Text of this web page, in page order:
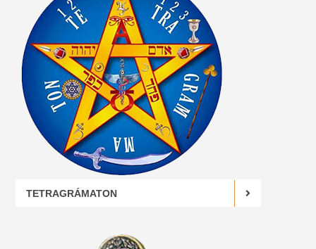
TETRAGRÁMATON